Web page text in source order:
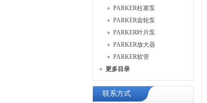
PARKER柱塞泵
PARKER齿轮泵
PARKER叶片泵
PARKER放大器
PARKER软管
更多目录
联系方式